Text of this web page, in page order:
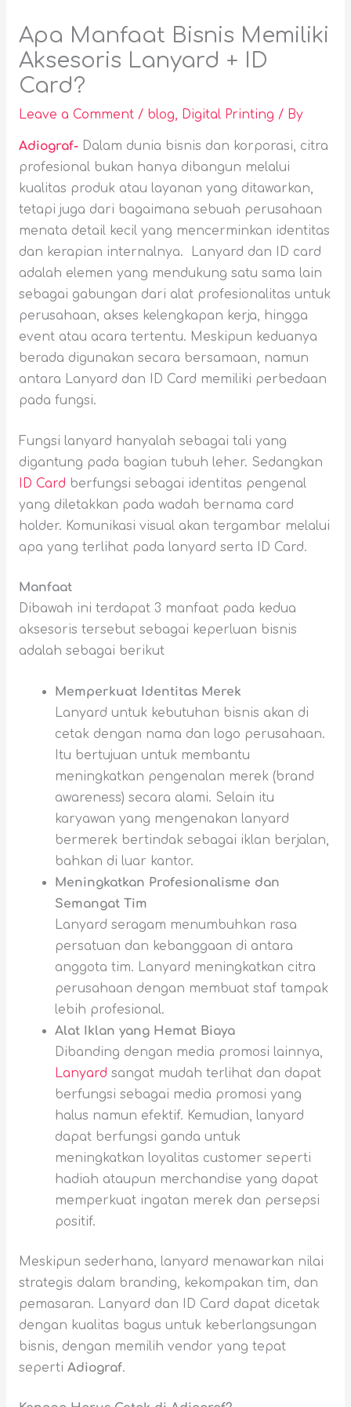
Apa Manfaat Bisnis Memiliki
Aksesoris Lanyard + ID
Card?
Leave a Comment / blog, Digital Printing / By
Adiograf-Dalam dunia bisnis dan korporasi, citra
profesional bukan hanya dibangun melalui
kualitas produk atau layanan yang ditawarkan,
tetapi juga dari bagaimana sebuah perusahaan
menata detail kecil yang mencerminkan identitas
dan kerapian internalnya.
Lanyard dan ID card
adalah elemen yang mendukung satu sama lain
sebagai gabungan dari alat profesionalitas untuk
perusahaan, akses kelengkapan kerja, hingga
event atau acara tertentu. Meskipun keduanya
berada digunakan secara bersamaan, namun
antara Lanyard dan ID Card memiliki perbedaan
pada fungsi.
Fungsi lanyard hanyalah sebagai tali yang
digantung pada bagian tubuh leher. Sedangkan
ID Card berfungsi sebagai identitas pengenal
yang diletakkan pada wadah bernama card
holder. Komunikasi visual akan tergambar melalui
apa yang terlihat pada lanyard serta ID Card.
Manfaat
Dibawah ini terdapat 3 manfaat pada kedua
aksesoris tersebut sebagai keperluan bisnis
adalah sebagai berikut
Memperkuat Identitas Merek
Lanyard untuk kebutuhan bisnis akan di
cetak dengan nama dan logo perusahaan.
Itu bertujuan untuk membantu
meningkatkan pengenalan merek (brand
awareness) secara alami. Selain itu
karyawan yang mengenakan lanyard
bermerek bertindak sebagai iklan berjalan,
bahkan di luar kantor.
Meningkatkan Profesionalisme dan
Semangat Tim
Lanyard seragam menumbuhkan rasa
persatuan dan kebanggaan di antara
anggota tim. Lanyard meningkatkan citra
perusahaan dengan membuat staf tampak
lebih profesional.
Alat Iklan yang Hemat Biaya
Dibanding dengan media promosi lainnya,
Lanyard sangat mudah terlihat dan dapat
berfungsi sebagai media promosi yang
halus namun efektif. Kemudian, lanyard
dapat berfungsi ganda untuk
meningkatkan loyalitas customer seperti
hadiah ataupun merchandise yang dapat
memperkuat ingatan merek dan persepsi
positif.
Meskipun sederhana, lanyard menawarkan nilai
strategis dalam branding, kekompakan tim, dan
pemasaran. Lanyard dan ID Card dapat dicetak
dengan kualitas bagus untuk keberlangsungan
bisnis, dengan memilih vendor yang tepat
seperti Adiograf.